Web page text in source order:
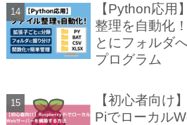
【Python応用
整理を自動化
とにフォルダ
プログラム
【初心者向け
Piでローカル